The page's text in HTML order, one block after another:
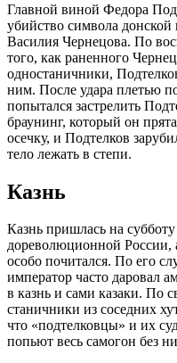
Главной виной Федора
убийство символа
Василия Чернецова. По
того, как раненного
одностаничники,
ним. После удара плетью
попытался застрелить
браунинг, который он
осечку, и Подтелков
тело лежать в степи.
Казнь
Казнь пришлась на
дореволюционной России,
особо почитался. По его
император часто даровал
в казнь и сами казаки. По
станичники из соседних
что «подтелковцы» и их
попьют весь самогон без